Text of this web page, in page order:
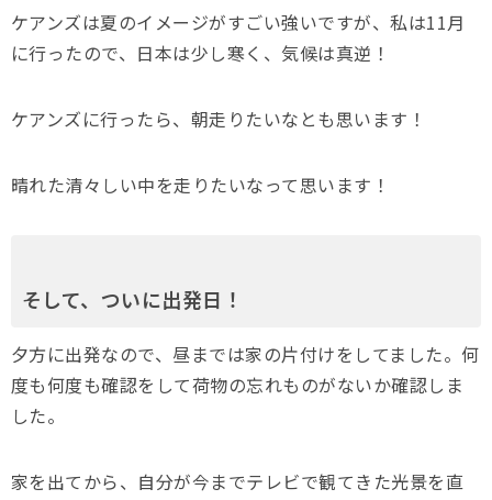
ケアンズは夏のイメージがすごい強いですが、私は11月
に行ったので、日本は少し寒く、気候は真逆！
ケアンズに行ったら、朝走りたいなとも思います！
晴れた清々しい中を走りたいなって思います！
そして、ついに出発日！
夕方に出発なので、昼までは家の片付けをしてました。何
度も何度も確認をして荷物の忘れものがないか確認しま
した。
家を出てから、自分が今までテレビで観てきた光景を直